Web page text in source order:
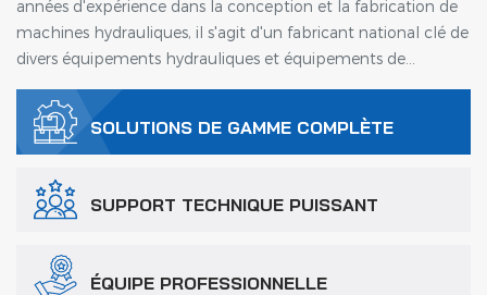
années d'expérience dans la conception et la fabrication de
machines hydrauliques, il s'agit d'un fabricant national clé de
divers équipements hydrauliques et équipements de
équipements de production avancés et des méthodes de
test complètes.SOLUTIONS DE GAMME COMPLÈTE
SUPPORT TECHNIQUE PUISSANT
ÉQUIPE PROFESSIONNELLE